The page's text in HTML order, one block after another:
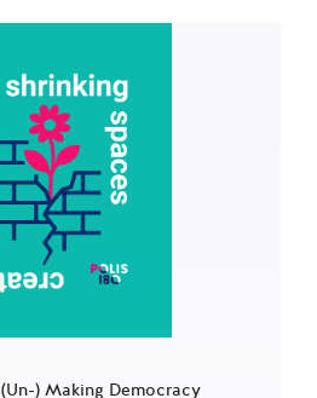
(Un-) Making Democracy